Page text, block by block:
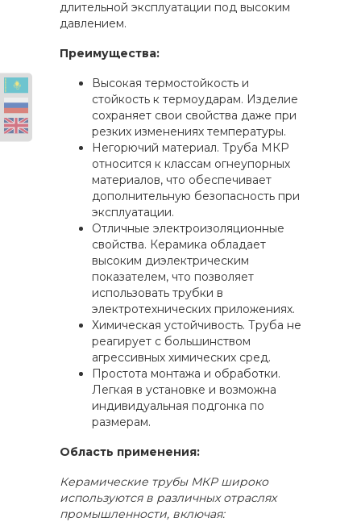
длительной эксплуатации под высоким
давлением.
Преимущества:
Высокая термостойкость и
стойкость к термоударам. Изделие
сохраняет свои свойства даже при
резких изменениях температуры.
Негорючий материал. Труба МКР
относится к классам огнеупорных
материалов, что обеспечивает
дополнительную безопасность при
эксплуатации.
Отличные электроизоляционные
свойства. Керамика обладает
высоким диэлектрическим
показателем, что позволяет
использовать трубки в
электротехнических приложениях.
Химическая устойчивость. Труба не
реагирует с большинством
агрессивных химических сред.
Простота монтажа и обработки.
Легкая в установке и возможна
индивидуальная подгонка по
размерам.
Область применения:
Керамические трубы МКР широко
используются в различных отраслях
промышленности, включая: